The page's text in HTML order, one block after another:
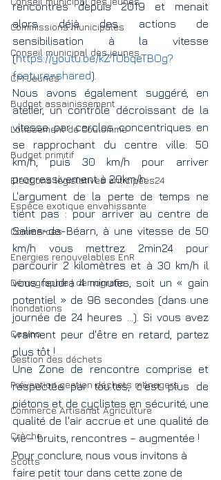
Commissions municipales
Conseil municipal des jeunes
CM Jeunes
Budget assainissement
Lotissement de Coulomme
Budget primitif
Elections législatives anticipées24
Espèce exotique envahissante
Commerces
Energies renouvelables EnR
Démographie | demografia
Inondations
Casino
Gestion des déchets
Prévention gestion déchets ménagers
Commerce Artisanat Agriculture
Crèche
Scotts
rencontres depuis 2019 et menait
alors déjà des actions de
sensibilisation à la vitesse
(https://youtu.be/kZTObqeTBOg?
feature=shared).
Nous avons également suggéré, en
atelier, un contrôle décroissant de la
vitesse par cercles concentriques en
se rapprochant du centre ville: 50
km/h, puis 30 km/h pour arriver
progressivement à 20km/h.
L'argument de la perte de temps ne
tient pas : pour arriver au centre de
Salies-de-Béarn, à une vitesse de 50
km/h vous mettrez 2min24 pour
parcourir 2 kilomètres et à 30 km/h il
vous faudra 4 minutes, soit un « gain
potentiel » de 96 secondes (dans une
journée de 24 heures …). Si vous avez
vraiment peur d'être en retard, partez
plus tôt !
Une Zone de rencontre comprise et
respectée par tou.tes, c’est plus de
piétons et de cyclistes en sécurité, une
qualité de l'air accrue et une qualité de
vie - bruits, rencontres – augmentée !
Pour conclure, nous vous invitons à
faire petit tour dans cette zone de